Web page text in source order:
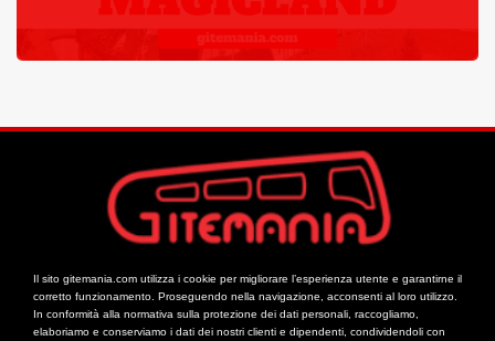
Il sito gitemania.com utilizza i cookie per migliorare l’esperienza utente e garantirne il
corretto funzionamento. Proseguendo nella navigazione, acconsenti al loro utilizzo.
In conformità alla normativa sulla protezione dei dati personali, raccogliamo,
elaboriamo e conserviamo i dati dei nostri clienti e dipendenti, condividendoli con